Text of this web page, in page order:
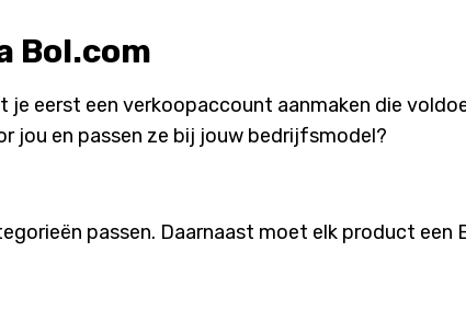
Bol.com
eerst een verkoopaccount aanmaken die
jou en passen ze bij jouw bedrijfsmodel?
passen. Daarnaast moet elk product een